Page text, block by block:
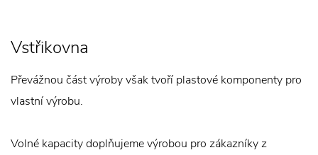
Vstřikovna
Převážnou část výroby však tvoří plastové komponenty pro
vlastní výrobu.
Volné kapacity doplňujeme výrobou pro zákazníky z